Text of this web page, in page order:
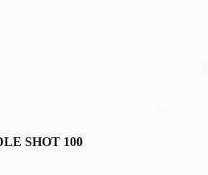
SHOT 100